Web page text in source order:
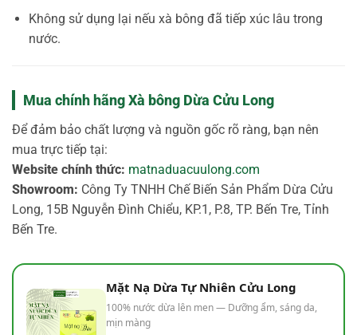
Không sử dụng lại nếu xà bông đã tiếp xúc lâu trong
nước.
Mua chính hãng Xà bông Dừa Cửu Long
Để đảm bảo chất lượng và nguồn gốc rõ ràng, bạn nên
mua trực tiếp tại:
Website chính thức: matnaduacuulong.com
Showroom: Công Ty TNHH Chế Biến Sản Phẩm Dừa Cửu
Long, 15B Nguyễn Đình Chiểu, KP.1, P.8, TP. Bến Tre, Tỉnh
Bến Tre.
Mặt Nạ Dừa Tự Nhiên Cửu Long
100% nước dừa lên men — Dưỡng ẩm, sáng da,
mịn màng